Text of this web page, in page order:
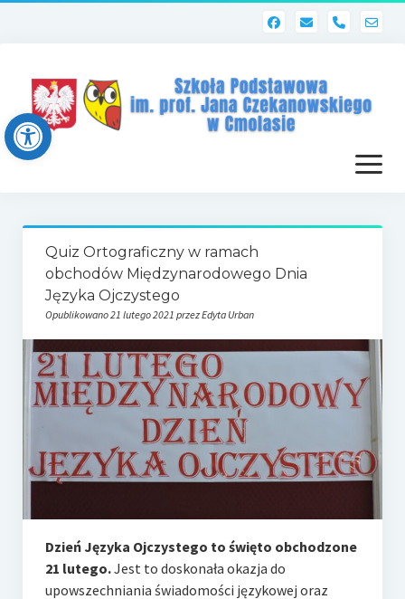
Open toolbar
phone
otwórz
menu
Dziennik elektroniczny (Librus)
Dla nauczycieli
Dziennik elektroniczny
e-Rada
Logowanie
Quiz Ortograficzny w ramach
obchodów Międzynarodowego Dnia
Języka Ojczystego
Opublikowano 21 lutego 2021 przez Edyta Urban
Dzień Języka Ojczystego to święto obchodzone
21 lutego.Jest to doskonała okazja do
upowszechniania świadomości językowej oraz